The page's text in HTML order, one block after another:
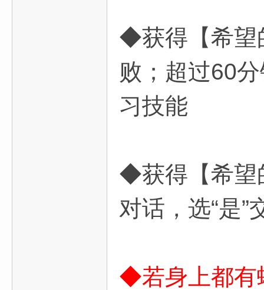
◆获得【希望
败；超过60
习技能
◆获得【希望
对话，选“是
◆若身上都有